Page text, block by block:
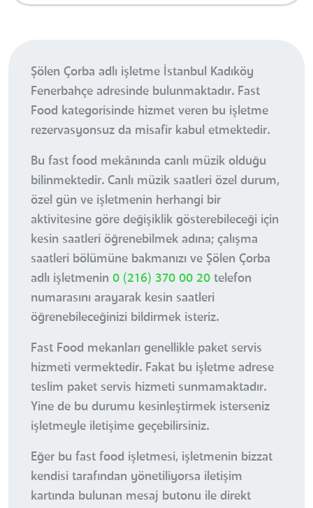
Şölen Çorba adlı işletme İstanbul Kadıköy
Fenerbahçe adresinde bulunmaktadır. Fast
Food kategorisinde hizmet veren bu işletme
rezervasyonsuz da misafir kabul etmektedir.
Bu fast food mekânında canlı müzik olduğu
bilinmektedir. Canlı müzik saatleri özel durum,
özel gün ve işletmenin herhangi bir
aktivitesine göre değişiklik gösterebileceği için
kesin saatleri öğrenebilmek adına; çalışma
saatleri bölümüne bakmanızı ve Şölen Çorba
adlı işletmenin 0 (216) 370 00 20 telefon
numarasını arayarak kesin saatleri
öğrenebileceğinizi bildirmek isteriz.
Fast Food mekanları genellikle paket servis
hizmeti vermektedir. Fakat bu işletme adrese
teslim paket servis hizmeti sunmamaktadır.
Yine de bu durumu kesinleştirmek isterseniz
işletmeyle iletişime geçebilirsiniz.
Eğer bu fast food işletmesi, işletmenin bizzat
kendisi tarafından yönetiliyorsa iletişim
kartında bulunan mesaj butonu ile direkt